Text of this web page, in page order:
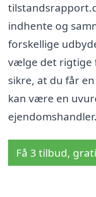
indhente og
forskellige
vælge det rigtige
sikre, at du får
kan være en
ejendomshandler.
Få 3 tilbud,